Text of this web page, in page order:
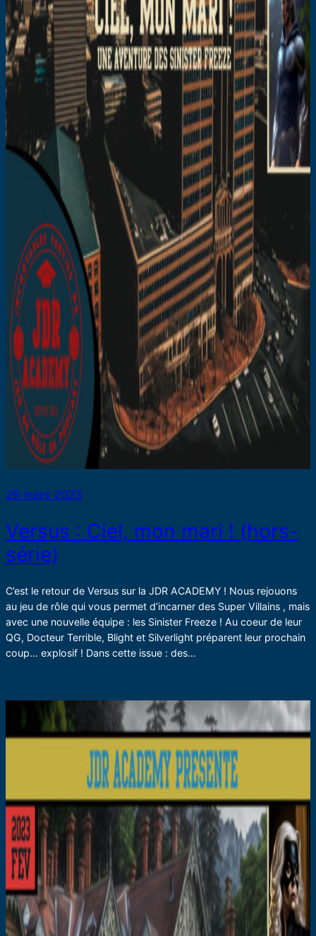
26 mars 2023
Versus : Ciel, mon mari ! (hors-
série)
C’est le retour de Versus sur la JDR ACADEMY ! Nous rejouons
au jeu de rôle qui vous permet d’incarner des Super Villains , mais
avec une nouvelle équipe : les Sinister Freeze ! Au coeur de leur
QG, Docteur Terrible, Blight et Silverlight préparent leur prochain
coup… explosif ! Dans cette issue : des…